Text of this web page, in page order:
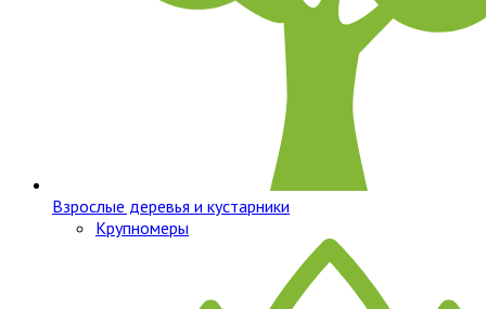
Взрослые деревья и кустарники
Крупномеры